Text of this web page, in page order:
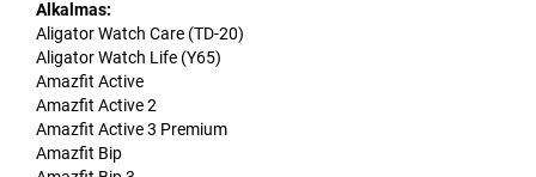
Alkalmas:
Aligator Watch Care (TD-20)
Aligator Watch Life (Y65)
Amazfit Active
Amazfit Active 2
Amazfit Active 3 Premium
Amazfit Bip